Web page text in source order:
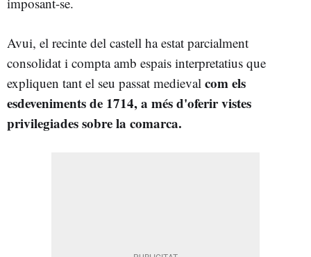
Avui, el recinte del castell ha estat parcialment
consolidat i compta amb espais interpretatius que
expliquen tant el seu passat medieval com els
esdeveniments de 1714, a més d'oferir vistes
privilegiades sobre la comarca.